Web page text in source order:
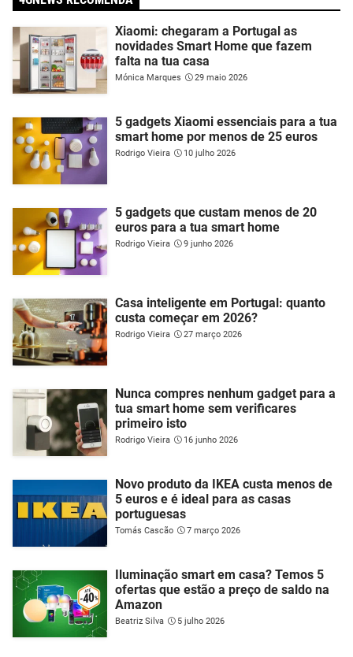
Xiaomi: chegaram a Portugal as
novidades Smart Home que fazem
falta na tua casa
Mónica Marques 29 maio 2026
5 gadgets Xiaomi essenciais para a tua
smart home por menos de 25 euros
Rodrigo Vieira 10 julho 2026
5 gadgets que custam menos de 20
euros para a tua smart home
Rodrigo Vieira 9 junho 2026
Casa inteligente em Portugal: quanto
custa começar em 2026?
Rodrigo Vieira 27 março 2026
Nunca compres nenhum gadget para a
tua smart home sem verificares
primeiro isto
Rodrigo Vieira 16 junho 2026
Novo produto da IKEA custa menos de
5 euros e é ideal para as casas
portuguesas
Tomás Cascão 7 março 2026
Iluminação smart em casa? Temos 5
ofertas que estão a preço de saldo na
Amazon
Beatriz Silva 5 julho 2026